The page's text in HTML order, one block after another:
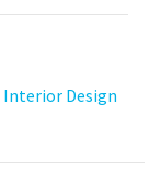
Interior Design